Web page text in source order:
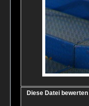
Diese Datei bewerten